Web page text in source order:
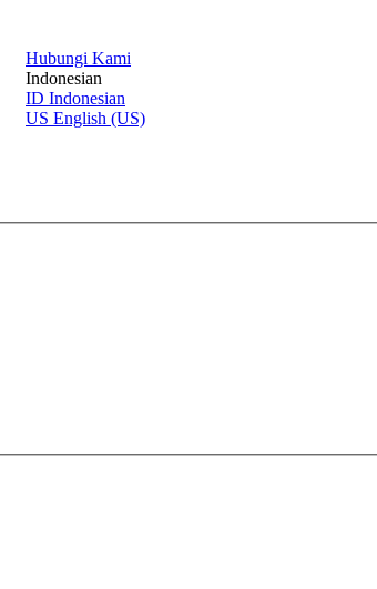
Hubungi Kami
Indonesian
ID Indonesian
US English (US)